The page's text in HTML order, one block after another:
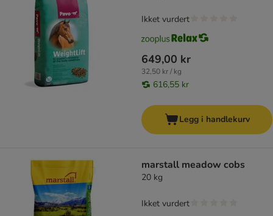
649,00 kr
32,50 kr / kg
616,55 kr
Ikket vurdert
Legg i handlekurv
marstall meadow cobs
20 kg
Ikket vurdert